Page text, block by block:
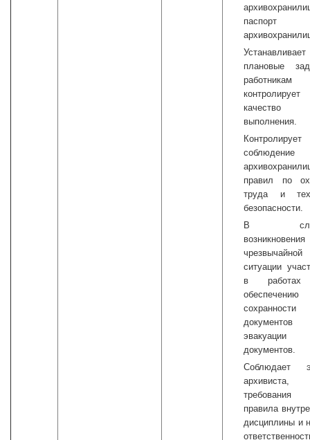
паспорт
Устанавливает
плановые
контролирует
выполнения.
Контролирует
правил по
труда и
безопасности.
В
возникновения
чрезвычайной
ситуации
в
обеспечению
сохранности
эвакуации
документов.
Соблюдает
архивиста,
правила
дисциплины и